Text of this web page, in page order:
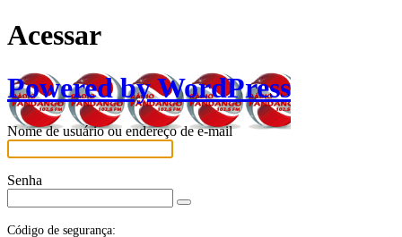
Acessar
Powered by WordPress
Nome de usuário ou endereço de e-mail
Senha
Código de segurança: